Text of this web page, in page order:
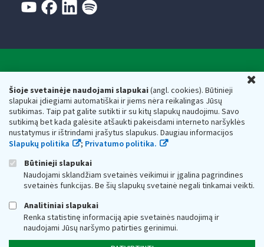
Šioje svetainėje naudojami slapukai(angl. cookies). Būtinieji
slapukai įdiegiami automatiškai ir jiems nėra reikalingas Jūsų
sutikimas. Taip pat galite sutikti ir su kitų slapukų naudojimu. Savo
sutikimą bet kada galėsite atšaukti pakeisdami interneto naršyklės
nustatymus ir ištrindami įrašytus slapukus. Daugiau informacijos
Slapukų politika
; Privatumo politika.
Būtinieji slapukai
Naudojami sklandžiam svetainės veikimui ir įgalina pagrindines
svetainės funkcijas. Be šių slapukų svetainė negali tinkamai veikti.
Analitiniai slapukai
Renka statistinę informaciją apie svetainės naudojimą ir
naudojami Jūsų naršymo patirties gerinimui.
Valstybinė mokesčių inspekcija prie Lietuvos
Respublikos finansų ministerijos
Biudžetinė įstaiga. Juridinio asmens kodas — 188659752,
adresas: Vasario 16-osios g. 14, 01107 Vilnius, Lietuva, el.paštas:
vmi@vmi.lt , E. pristatymo dėžutės adresas 188659752
Duomenys apie Valstybinę mokesčių inspekciją prie Lietuvos
Respublikos finansų ministerijos kaupiami ir saugomi Juridinių